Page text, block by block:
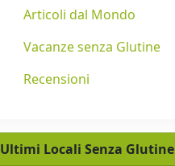
Articoli dal Mondo
Vacanze senza Glutine
Recensioni
Ultimi Locali Senza Glutine